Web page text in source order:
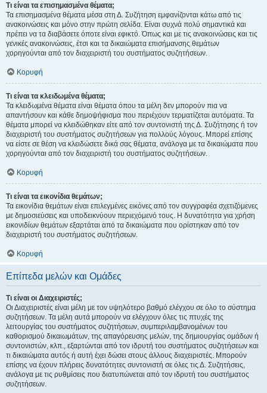
Τι είναι τα επισημασμένα θέματα;
Τα επισημασμένα θέματα μέσα στη Δ. Συζήτηση εμφανίζονται κάτω από τις
ανακοινώσεις και μόνο στην πρώτη σελίδα. Είναι συχνά πολύ σημαντικά και
πρέπει να τα διαβάσετε όποτε είναι εφικτό. Όπως και με τις ανακοινώσεις και τις
γενικές ανακοινώσεις, έτσι και τα δικαιώματα επισήμανσης θεμάτων
χορηγούνται από τον διαχειριστή του συστήματος συζητήσεων.
Κορυφή
Τι είναι τα κλειδωμένα θέματα;
Τα κλειδωμένα θέματα είναι θέματα όπου τα μέλη δεν μπορούν πια να
απαντήσουν και κάθε δημοψήφισμα που περιέχουν τερματίζεται αυτόματα. Τα
θέματα μπορεί να κλειδώθηκαν είτε από τον συντονιστή της Δ. Συζήτησης ή τον
διαχειριστή του συστήματος συζητήσεων για πολλούς λόγους. Μπορεί επίσης
να είστε σε θέση να κλειδώσετε δικά σας θέματα, ανάλογα με τα δικαιώματα που
χορηγούνται από τον διαχειριστή του συστήματος συζητήσεων.
Κορυφή
Τι είναι τα εικονίδια θεμάτων;
Τα εικονίδια θεμάτων είναι επιλεγμένες εικόνες από τον συγγραφέα σχετιζόμενες
με δημοσιεύσεις και υποδεικνύουν περιεχόμενό τους. Η δυνατότητα για χρήση
εικονιδίων θεμάτων εξαρτάται από τα δικαιώματα που ορίστηκαν από τον
διαχειριστή του συστήματος συζητήσεων.
Κορυφή
Επίπεδα μελών και Ομάδες
Τι είναι οι Διαχειριστές;
Οι Διαχειριστές είναι μέλη με τον υψηλότερο βαθμό ελέγχου σε όλο το σύστημα
συζητήσεων. Τα μέλη αυτά μπορούν να ελέγχουν όλες τις πτυχές της
λειτουργίας του συστήματος συζητήσεων, συμπεριλαμβανομένων του
καθορισμού δικαιωμάτων, της απαγόρευσης μελών, της δημιουργίας ομάδων ή
συντονιστών, κλπ., εξαρτώνται από τον ιδρυτή του συστήματος συζητήσεων και
τι δικαιώματα αυτός ή αυτή έχει δώσει στους άλλους διαχειριστές. Μπορούν
επίσης να έχουν πλήρεις δυνατότητες συντονιστή σε όλες τις Δ. Συζητήσεις,
ανάλογα με τις ρυθμίσεις που διατυπώνεται από τον ιδρυτή του συστήματος
συζητήσεων.